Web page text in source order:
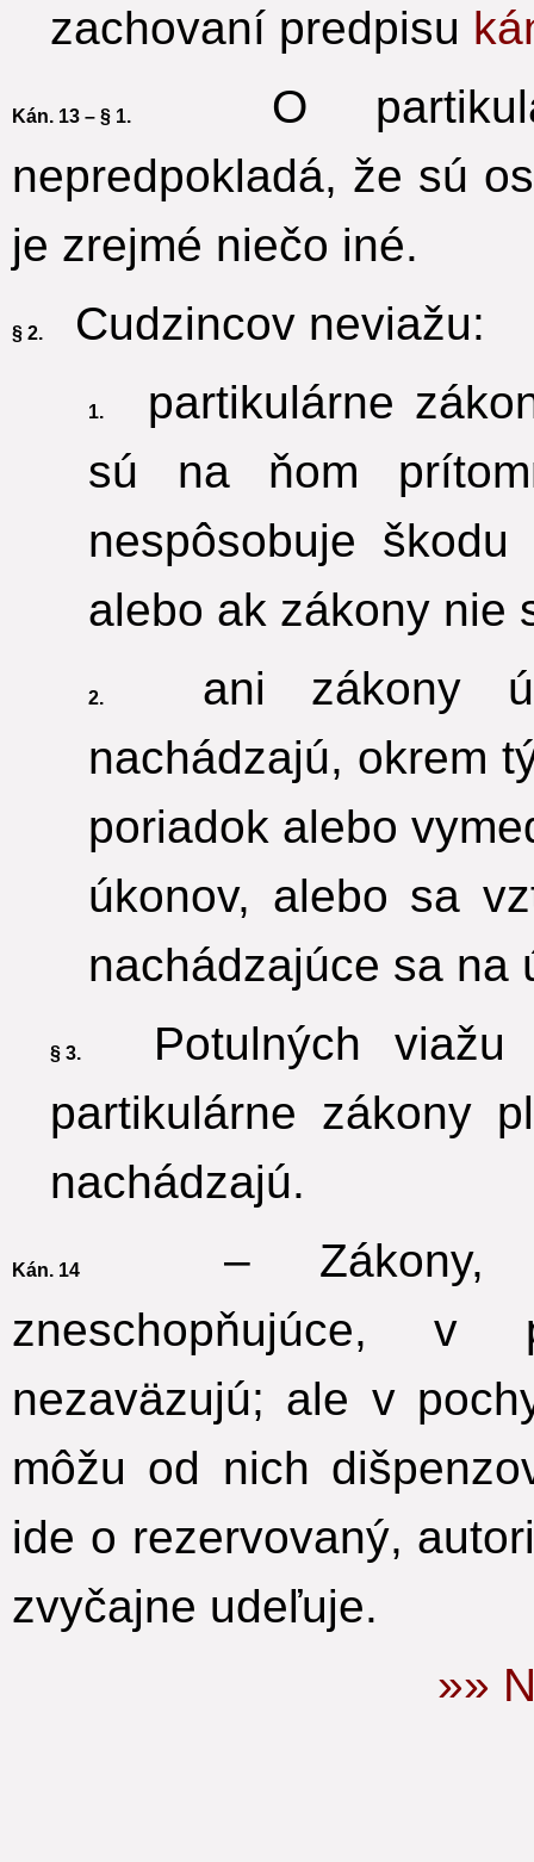
zachovaní predpisu
Kán. 13 – § 1.
O
nepredpokladá, že sú
je zrejmé niečo iné.
§ 2. Cudzincov neviažu:
1.
partikulárne
sú na ňom
nespôsobuje
alebo ak zákony nie
2.
ani zákony
nachádzajú, okrem
poriadok alebo
úkonov, alebo sa
nachádzajúce sa na
§ 3.
Potulných viažu
partikulárne zákony
nachádzajú.
Kán. 14
– Zákony, aj
zneschopňujúce, v
nezaväzujú; ale v
môžu od nich
ide o rezervovaný,
zvyčajne udeľuje.
»»